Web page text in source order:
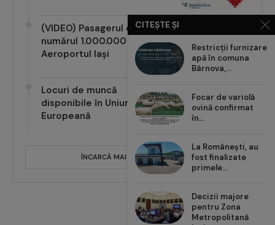
(VIDEO) Pasagerul cu
numărul 1.000.000 pe
Aeroportul Iași
Locuri de muncă
disponibile în Uniunea
Europeană
ÎNCARCĂ MAI MULTE POSTĂRI
CITEȘTE ȘI
Restricții furnizare
apă în comuna
Bârnova,...
Focar de variolă
ovină confirmat
în...
La Românești, au
fost finalizate
primele...
Decizii majore
pentru Zona
Metropolitană